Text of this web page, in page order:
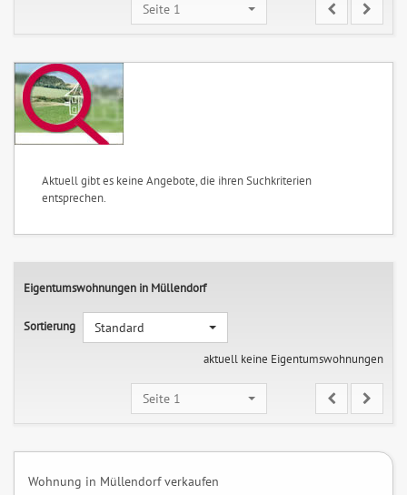
Seite 1
Aktuell gibt es keine Angebote, die ihren Suchkriterien
entsprechen.
Eigentumswohnungen in Müllendorf
Sortierung
Standard
aktuell keine Eigentumswohnungen
Seite 1
Wohnung in Müllendorf verkaufen